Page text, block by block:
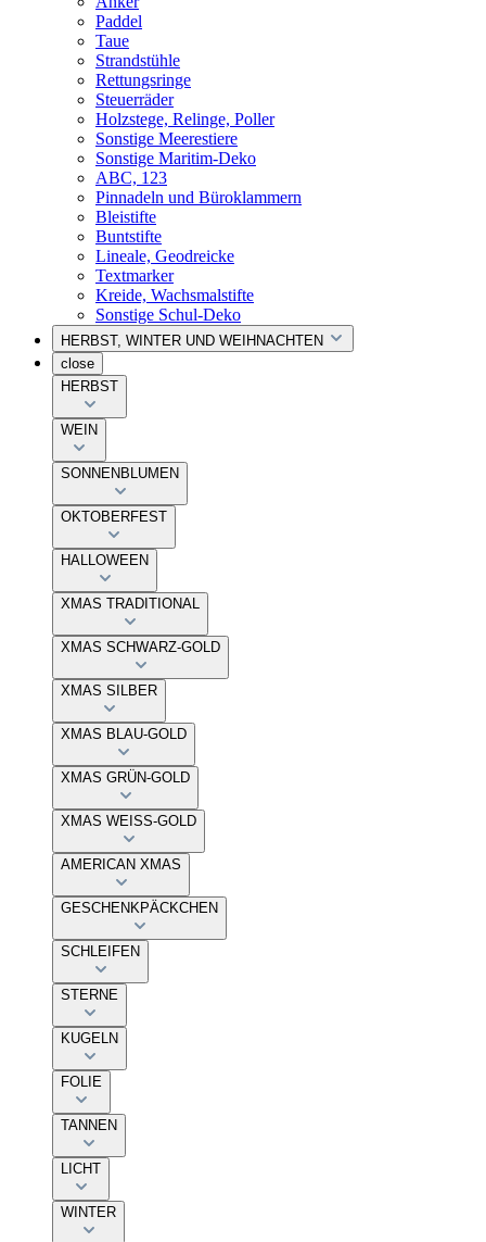
Paddel
Taue
Strandstühle
Rettungsringe
Steuerräder
Holzstege, Relinge, Poller
Sonstige Meerestiere
Sonstige Maritim-Deko
ABC, 123
Pinnadeln und Büroklammern
Bleistifte
Buntstifte
Lineale, Geodreicke
Textmarker
Kreide, Wachsmalstifte
Sonstige Schul-Deko
HERBST, WINTER UND WEIHNACHTEN
close
HERBST
WEIN
SONNENBLUMEN
OKTOBERFEST
HALLOWEEN
XMAS TRADITIONAL
XMAS SCHWARZ-GOLD
XMAS SILBER
XMAS BLAU-GOLD
XMAS GRÜN-GOLD
XMAS WEISS-GOLD
AMERICAN XMAS
GESCHENKPÄCKCHEN
SCHLEIFEN
STERNE
KUGELN
FOLIE
TANNEN
LICHT
WINTER